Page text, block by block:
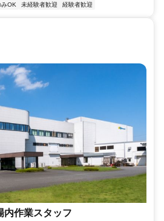
OK 未経験者歓迎 経験者歓迎
内作業スタッフ